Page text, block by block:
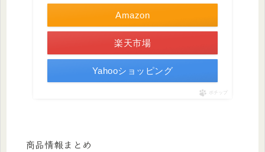
Amazon
楽天市場
Yahooショッピング
ポチップ
商品情報まとめ